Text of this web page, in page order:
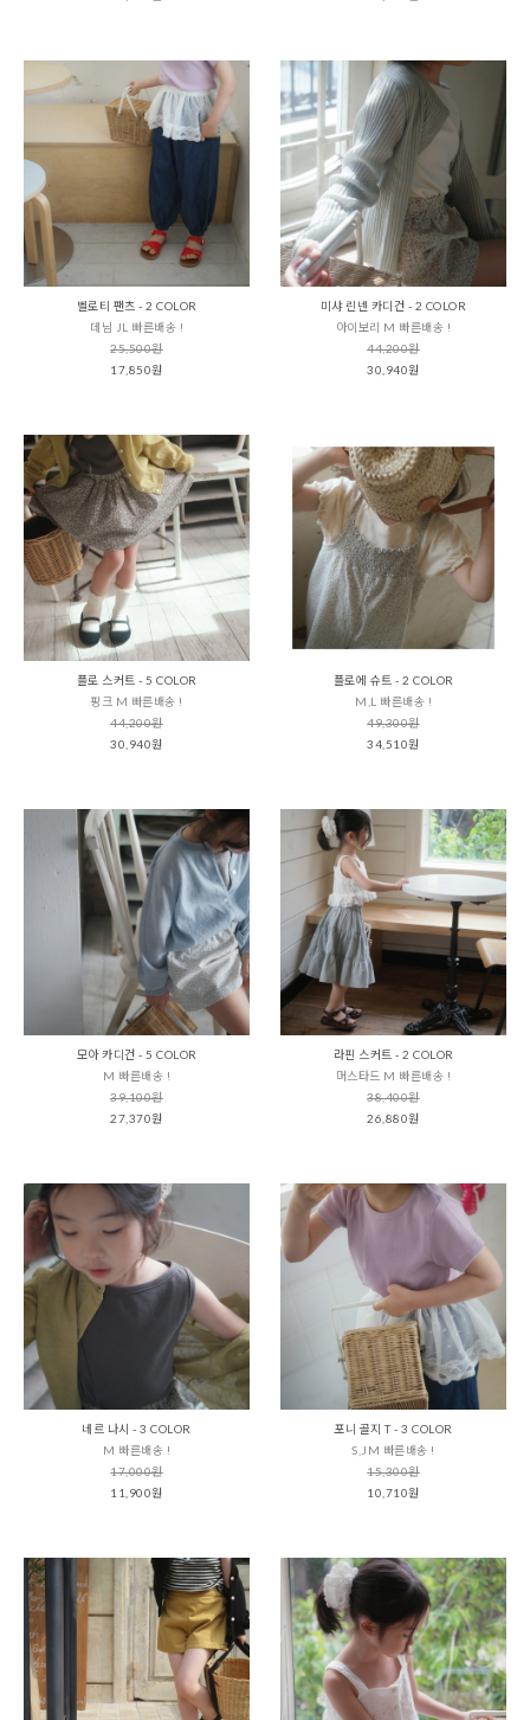
벨로티 팬츠 - 2 COLOR
데님 JL 빠른배송 !
25,500원
17,850원
미샤 린넨 카디건 - 2 COLOR
아이보리 M 빠른배송 !
44,200원
30,940원
플로 스커트 - 5 COLOR
핑크 M 빠른배송 !
44,200원
30,940원
플로에 슈트 - 2 COLOR
M,L 빠른배송 !
49,300원
34,510원
모아 카디건 - 5 COLOR
M 빠른배송 !
39,100원
27,370원
라핀 스커트 - 2 COLOR
머스타드 M 빠른배송 !
38,400원
26,880원
네르 나시 - 3 COLOR
M 빠른배송 !
17,000원
11,900원
포니 골지 T - 3 COLOR
S,JM 빠른배송 !
15,300원
10,710원